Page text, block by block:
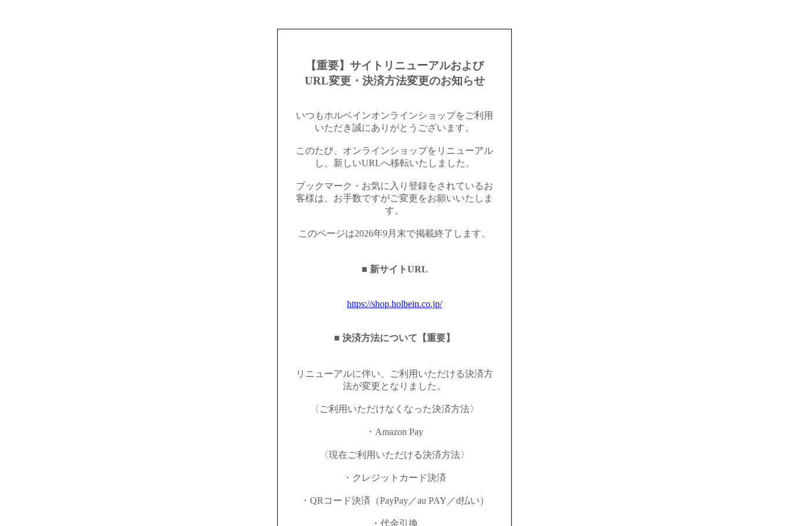
【重要】サイトリニューアルおよび
URL変更・決済方法変更のお知らせ
いつもホルベインオンラインショップをご利用
いただき誠にありがとうございます。
このたび、オンラインショップをリニューアル
し、新しいURLへ移転いたしました。
ブックマーク・お気に入り登録をされているお
客様は、お手数ですがご変更をお願いいたしま
す。
このページは2026年9月末で掲載終了します。
■ 新サイトURL
https://shop.holbein.co.jp/
■ 決済方法について【重要】
リニューアルに伴い、ご利用いただける決済方
法が変更となりました。
〈ご利用いただけなくなった決済方法〉
・Amazon Pay
〈現在ご利用いただける決済方法〉
・クレジットカード決済
・QRコード決済（PayPay／au PAY／d払い）
・代金引換